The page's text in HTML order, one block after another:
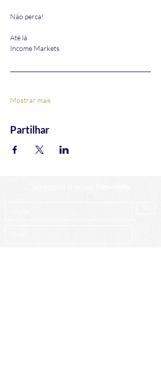
Não perca!
Até lá
Income Markets
Mostrar mais
Partilhar